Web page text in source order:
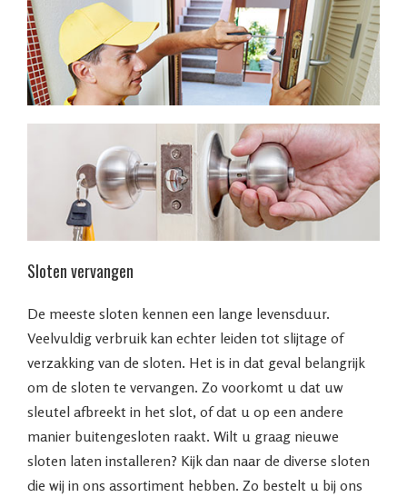
Sloten vervangen
De meeste sloten kennen een lange levensduur.
Veelvuldig verbruik kan echter leiden tot slijtage of
verzakking van de sloten. Het is in dat geval belangrijk
om de sloten te vervangen. Zo voorkomt u dat uw
sleutel afbreekt in het slot, of dat u op een andere
manier buitengesloten raakt. Wilt u graag nieuwe
sloten laten installeren? Kijk dan naar de diverse sloten
die wij in ons assortiment hebben. Zo bestelt u bij ons